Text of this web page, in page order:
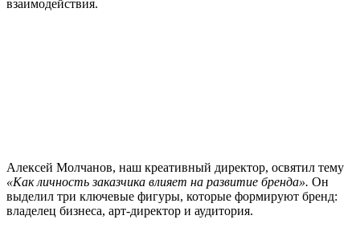
взаимодействия.
Алексей Молчанов, наш креативный директор, освятил тему
«Как личность заказчика влияет на развитие бренда». Он
выделил три ключевые фигуры, которые формируют бренд:
владелец бизнеса, арт-директор и аудитория.